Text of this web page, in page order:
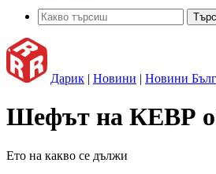
Дарик | Новини | Новини
Шефът на КЕВР
Ето на какво се дължи